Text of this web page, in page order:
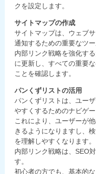
クを設定します。
サイトマップの作成
サイトマップは、ウェブ
通知するための重要なツー
内部リンク戦略を強化す
に更新し、すべての重要
ことを確認します。
パンくずリストの活用
パンくずリストは、ユー
やすくするためのナビゲー
これにより、ユーザーが
きるようになりますし、
を理解しやすくなります。
内部リンク戦略は、SEO
す。
初心者の方でも、基本的